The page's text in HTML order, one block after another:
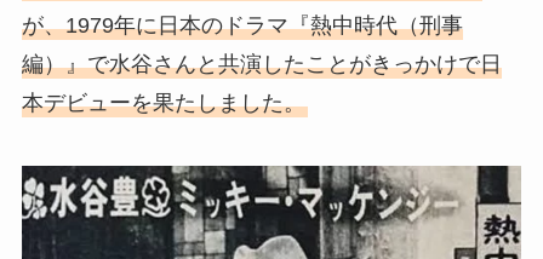
が、1979年に日本のドラマ『熱中時代（刑事
編）』で水谷さんと共演したことがきっかけで日
本デビューを果たしました。